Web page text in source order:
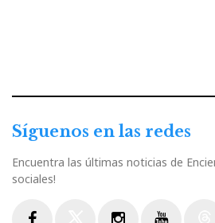
Síguenos en las redes
Encuentra las últimas noticias de
sociales!